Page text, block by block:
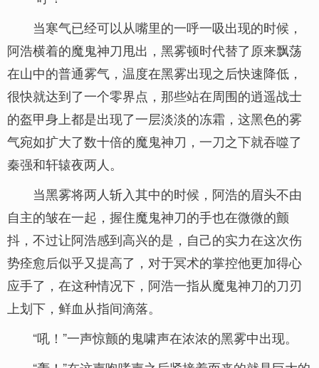
当寒气已经可以从嘴里的一呼一吸出现的时候，
阿浩横着的魔鬼神刀甩出，黑雾顿时代替了原来飘荡
在山中的普通雾气，温度在黑雾出现之后快速降低，
很快就达到了一个零界点，那些站在周围的逍遥战士
的盔甲身上都是出现了一层淡淡的冻霜，这黑色的雾
气宛如扩大了数十倍的魔鬼神刀，一刀之下就吞噬了
秦强和轩辕夜两人。
当黑雾将两人斩入其中的时候，阿浩的眉头不由
自主的皱在一起，握住魔鬼神刀的手也在微微的颤
抖，不过让阿浩感到高兴的是，自己的实力在这次伤
势痊愈后似乎又提高了，对于冥术的掌控他更加得心
应手了，在这种情况下，阿浩一指从魔鬼神刀的刀刃
上划下，鲜血从指间滴落。
“吼！”一声惊颤的鬼啸声在浓浓的黑雾中出现。